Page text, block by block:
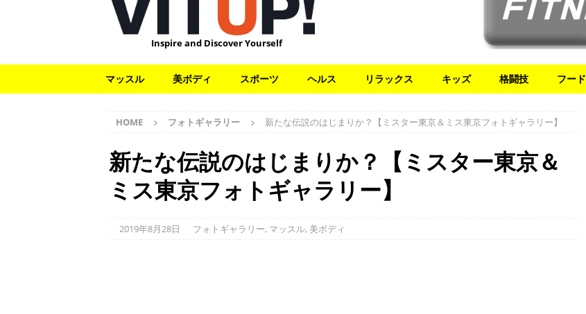
Inspire and Discover Yourself
マッスル 美ボディ スポーツ ヘルス リラックス キッズ 格闘技 フード
HOME フォトギャラリー 新たな伝説のはじまりか？【ミスター東京＆ミス東京フォトギャラリー】
新たな伝説のはじまりか？【ミスター東京＆
ミス東京フォトギャラリー】
2019年8月28日 フォトギャラリー, マッスル, 美ボディ